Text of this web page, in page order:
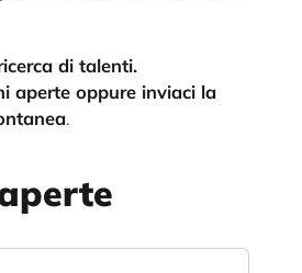
di talenti.
aperte oppure inviaci la
.